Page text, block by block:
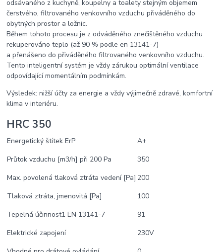
odsávaného z kuchyně, koupelny a toalety stejným objemem
čerstvého, filtrovaného venkovního vzduchu přiváděného do
obytných prostor a ložnic.
Během tohoto procesu je z odváděného znečištěného vzduchu
rekuperováno teplo (až 90 % podle en 13141-7)
a přenášeno do přiváděného filtrovaného venkovního vzduchu.
Tento inteligentní systém je vždy zárukou optimální ventilace
odpovídající momentálním podmínkám.
Výsledek: nižší účty za energie a vždy výjimečně zdravé, komfortní
klima v interiéru.
HRC 350
Energetický štítek ErP
A+
Průtok vzduchu [m3/h] při 200 Pa
350
Max. povolená tlaková ztráta vedení [Pa] 200
Tlaková ztráta, jmenovitá [Pa]
100
Tepelná účinnost1 EN 13141-7
91
Elektrické zapojení
230V